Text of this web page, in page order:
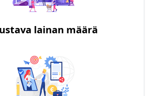
lainan määrä